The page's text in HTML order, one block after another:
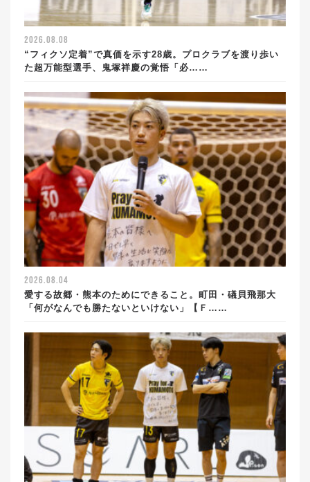
2026.08.08
“フィクソ定着”で真価を示す28歳。プロクラブを渡り歩い
た超万能型選手、鬼塚祥慶の覚悟「必……
2026.08.04
愛する故郷・熊本のためにできること。町田・礒貝飛那大
「何がなんでも勝たないといけない」【Ｆ……